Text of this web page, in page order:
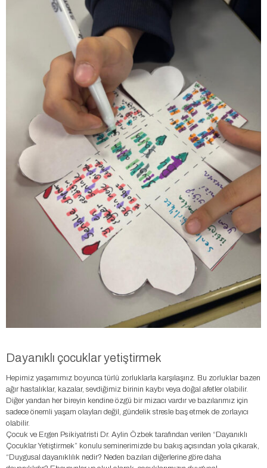
Dayanıklı çocuklar yetiştirmek
Hepimiz yaşamımız boyunca türlü zorluklarla karşılaşırız. Bu zorluklar bazen
ağır hastalıklar, kazalar, sevdiğimiz birinin kaybı veya doğal afetler olabilir.
Diğer yandan her bireyin kendine özgü bir mizacı vardır ve bazılarımız için
sadece önemli yaşam olayları değil, gündelik stresle baş etmek de zorlayıcı
olabilir.
Çocuk ve Ergen Psikiyatristi Dr. Aylin Özbek tarafından verilen “Dayanıklı
Çocuklar Yetiştirmek” konulu seminerimizde bu bakış açısından yola çıkarak,
“Duygusal dayanıklılık nedir? Neden bazıları diğerlerine göre daha